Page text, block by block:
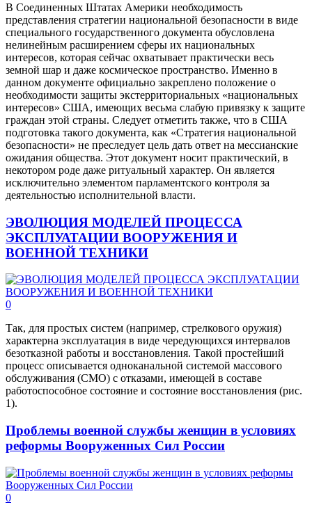
В Соединенных Штатах Америки необходимость
представления стратегии национальной безопасности в виде
специального государственного документа обусловлена
нелинейным расширением сферы их национальных
интересов, которая сейчас охватывает практически весь
земной шар и даже космическое пространство. Именно в
данном документе официально закреплено положение о
необходимости защиты экстерриториальных «национальных
интересов» США, имеющих весьма слабую привязку к защите
граждан этой страны. Следует отметить также, что в США
подготовка такого документа, как «Стратегия национальной
безопасности» не преследует цель дать ответ на мессианские
ожидания общества. Этот документ носит практический, в
некотором роде даже ритуальный характер. Он является
исключительно элементом парламентского контроля за
деятельностью исполнительной власти.
ЭВОЛЮЦИЯ МОДЕЛЕЙ ПРОЦЕССА
ЭКСПЛУАТАЦИИ ВООРУЖЕНИЯ И
ВОЕННОЙ ТЕХНИКИ
0
Так, для простых систем (например, стрелкового оружия)
характерна эксплуатация в виде чередующихся интервалов
безотказной работы и восстановления. Такой простейший
процесс описывается одноканальной системой массового
обслуживания (СМО) с отказами, имеющей в составе
работоспособное состояние и состояние восстановления (рис.
1).
Проблемы военной службы женщин в условиях
реформы Вооруженных Сил России
0